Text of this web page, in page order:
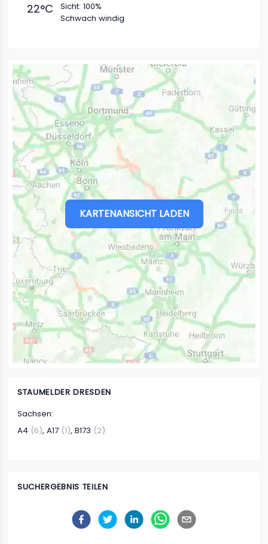
22°C Sicht: 100%
Schwach windig
KARTENANSICHT LADEN
STAUMELDER DRESDEN
Sachsen:
A4 (6), A17 (1), B173 (2)
SUCHERGEBNIS TEILEN